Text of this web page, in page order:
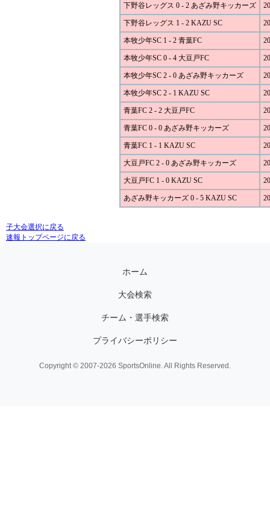
下野谷レッグス 0 - 2 あざみ野キッカーズ
下野谷レッグス 1 - 2 KAZU SC
本牧少年SC 1 - 2 青葉FC
本牧少年SC 0 - 4 大豆戸FC
本牧少年SC 2 - 0 あざみ野キッカーズ
本牧少年SC 2 - 1 KAZU SC
青葉FC 2 - 2 大豆戸FC
青葉FC 0 - 0 あざみ野キッカーズ
青葉FC 1 - 1 KAZU SC
大豆戸FC 2 - 0 あざみ野キッカーズ
大豆戸FC 1 - 0 KAZU SC
あざみ野キッカーズ 0 - 5 KAZU SC
子大会選択に戻る
速報トップページに戻る
ホーム
大会検索
チーム・選手検索
プライバシーポリシー
Copyright © 2007-2026 SportsOnline. All Rights Reserved.